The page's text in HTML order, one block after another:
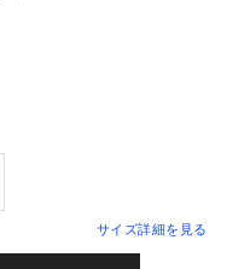
サイズ詳細を見る